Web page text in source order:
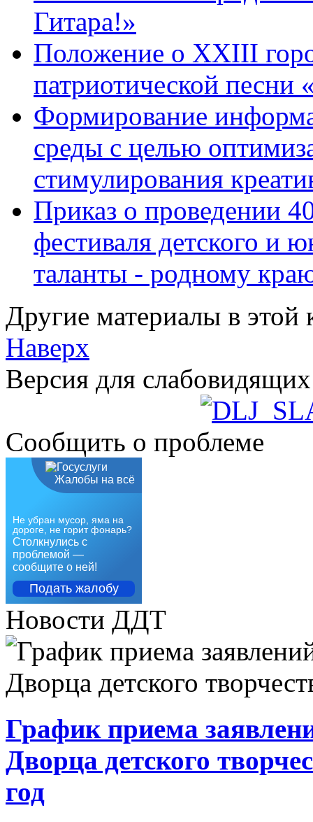
Гитара!»
Положение о XХIII
патриотической песни
Формирование
среды с целью
стимулирования
Приказ о проведении
фестиваля детского и
таланты - родному
Другие материалы в этой
Наверх
Версия для слабовидящих
Сообщить о проблеме
Жалобы на всё
Не убран мусор, яма на
дороге, не горит фонарь?
Столкнулись с
проблемой —
сообщите о ней!
Подать жалобу
Новости ДДТ
График приема
Дворца детского
год